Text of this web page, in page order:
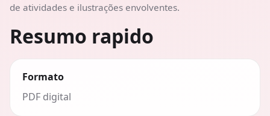
de atividades e ilustrações envolventes.
Resumo rapido
Formato
PDF digital